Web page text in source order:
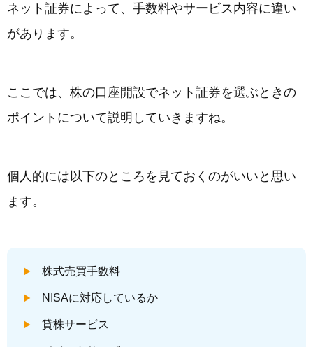
ネット証券によって、手数料やサービス内容に違い
があります。
ここでは、株の口座開設でネット証券を選ぶときの
ポイントについて説明していきますね。
個人的には以下のところを見ておくのがいいと思い
ます。
株式売買手数料
NISAに対応しているか
貸株サービス